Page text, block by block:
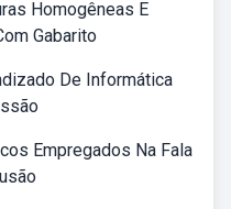
Homogêneas E
Gabarito
De Informática
Empregados Na Fala